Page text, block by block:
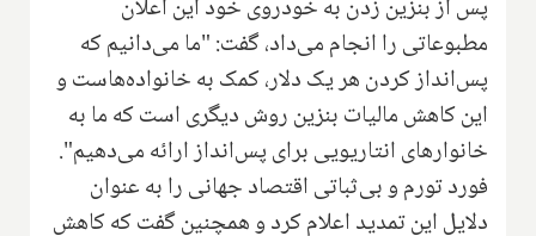
پس از بنزین زدن به خودروی خود این اعلان
مطبوعاتی را انجام می‌داد، گفت: "ما می‌دانیم که
پس‌انداز کردن هر یک دلار، کمک به خانواده‌هاست و
این کاهش مالیات بنزین روش دیگری است که ما به
خانوارهای انتاریویی برای پس‌انداز ارائه می‌دهیم".
فورد تورم و بی‌ثباتی اقتصاد جهانی را به عنوان
دلایل این تمدید اعلام کرد و همچنین گفت که کاهش